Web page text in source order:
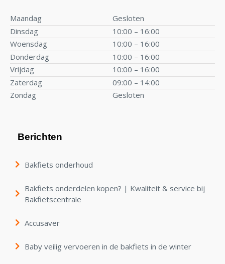
Maandag
Gesloten
Dinsdag
10:00 – 16:00
Woensdag
10:00 – 16:00
Donderdag
10:00 – 16:00
Vrijdag
10:00 – 16:00
Zaterdag
09:00 – 14:00
Zondag
Gesloten
Berichten
Bakfiets onderhoud
Bakfiets onderdelen kopen? | Kwaliteit & service bij
Bakfietscentrale
Accusaver
Baby veilig vervoeren in de bakfiets in de winter